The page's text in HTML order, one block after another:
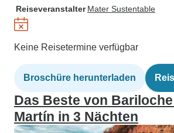
Reiseveranstalter Mater Sustentable
Keine Reisetermine verfügbar
Broschüre herunterladen
Das Beste von
Martín in 3 Nächten